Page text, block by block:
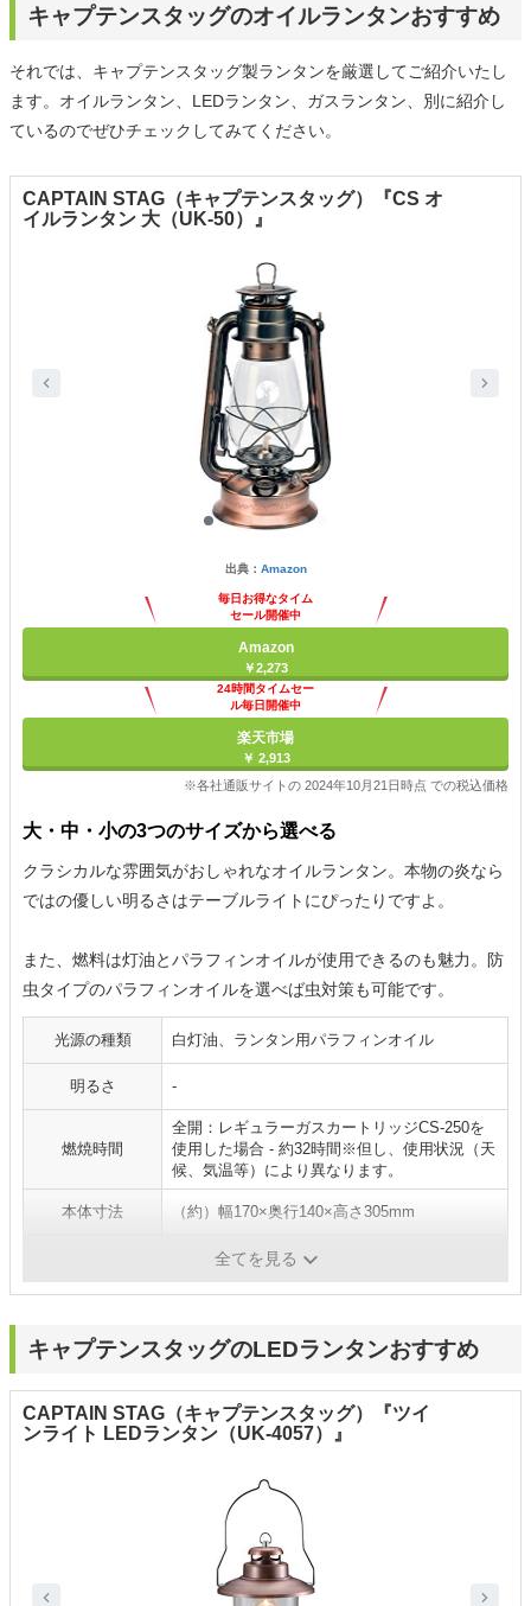
キャプテンスタッグのオイルランタンおすすめ
それでは、キャプテンスタッグ製ランタンを厳選してご紹介いたし
ます。オイルランタン、LEDランタン、ガスランタン、別に紹介し
ているのでぜひチェックしてみてください。
CAPTAIN STAG（キャプテンスタッグ）『CS オ
イルランタン 大（UK-50）』
出典： Amazon
毎日お得なタイム
セール開催中
Amazon
￥2,273
24時間タイムセー
ル毎日開催中
楽天市場
￥ 2,913
※各社通販サイトの 2024年10月21日時点 での税込価格
大・中・小の3つのサイズから選べる
クラシカルな雰囲気がおしゃれなオイルランタン。本物の炎なら
ではの優しい明るさはテーブルライトにぴったりですよ。
また、燃料は灯油とパラフィンオイルが使用できるのも魅力。防
虫タイプのパラフィンオイルを選べば虫対策も可能です。
光源の種類 白灯油、ランタン用パラフィンオイル
明るさ -
燃焼時間
全開：レギュラーガスカートリッジCS-250を
使用した場合 - 約32時間※但し、使用状況（天
候、気温等）により異なります。
本体寸法 （約）幅170×奥行140×高さ305mm
（約）490g全てを見る
キャプテンスタッグのLEDランタンおすすめ
CAPTAIN STAG（キャプテンスタッグ）『ツイ
ンライト LEDランタン（UK-4057）』